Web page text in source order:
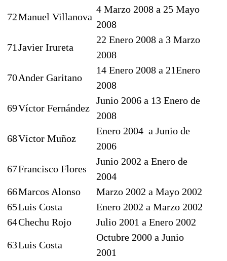
72Manuel Villanova
4 Marzo 2008 a 25 Mayo
2008
71 Javier Irureta
22 Enero 2008 a 3 Marzo
2008
70Ander Garitano
14 Enero 2008 a 21Enero
2008
69Víctor Fernández
Junio 2006 a 13 Enero de
2008
68Víctor Muñoz
Enero 2004 a Junio de
2006
67Francisco Flores
Junio 2002 a Enero de
2004
66Marcos Alonso
Marzo 2002 a Mayo 2002
65Luis Costa
Enero 2002 a Marzo 2002
64Chechu Rojo Julio 2001 a Enero 2002
63Luis Costa
Octubre 2000 a Junio
2001